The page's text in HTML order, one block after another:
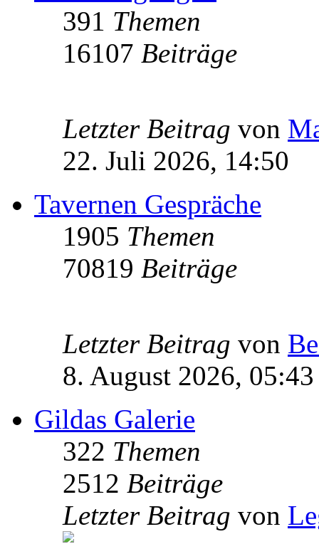
391 Themen
16107 Beiträge
Letzter Beitrag von
22. Juli 2026, 14:50
Tavernen Gespräche
1905 Themen
70819 Beiträge
Letzter Beitrag von
8. August 2026, 05:43
Gildas Galerie
322 Themen
2512 Beiträge
Letzter Beitrag von